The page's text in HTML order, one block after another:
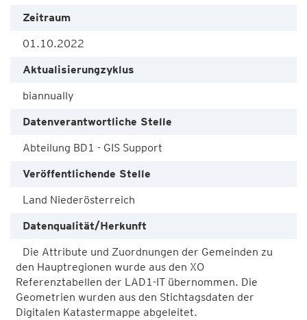
Zeitraum
01.10.2022
Aktualisierungzyklus
biannually
Datenverantwortliche Stelle
Abteilung BD1 - GIS Support
Veröffentlichende Stelle
Land Niederösterreich
Datenqualität/Herkunft
Die Attribute und Zuordnungen der Gemeinden zu
den Hauptregionen wurde aus den XO
Referenztabellen der LAD1-IT übernommen. Die
Geometrien wurden aus den Stichtagsdaten der
Digitalen Katastermappe abgeleitet.